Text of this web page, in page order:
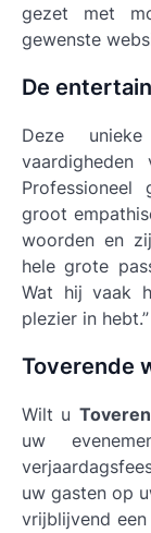
gezet met
gewenste
De
Deze
groot
woorden en
hele grote
Wat hij vaak
plezier in hebt.”
Toverende
Wilt u
uw
uw gasten op
vrijblijvend